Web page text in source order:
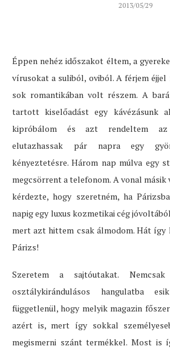
2013/05/29
Éppen nehéz időszakot éltem, a
vírusokat a suliból, oviból. A férjem
sok romantikában volt részem. A
tartott kiselőadást egy kávézásunk
kipróbálom és azt rendeltem az
elutazhassak pár napra egy
kényeztetésre. Három nap múlva egy
megcsörrent a telefonom. A vonal másik
kérdezte, hogy szeretném, ha
napig egy luxus kozmetikai cég
mert azt hittem csak álmodom. Hát
Párizs!
Szeretem a sajtóutakat.
osztálykirándulásos hangulatba
függetlenül, hogy melyik magazin
azért is, mert így sokkal
megismerni szánt termékkel. Most is